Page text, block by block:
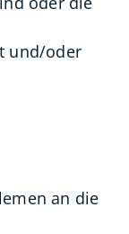
und/oder
an die